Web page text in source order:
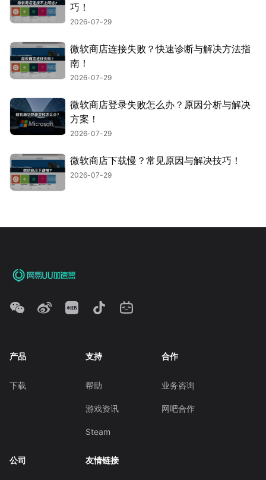
巧！
2026-07-29
微软商店连接失败？快速诊断与解决方法指
南！
2026-07-29
微软商店登录失败怎么办？原因分析与解决
方案！
2026-07-29
微软商店下载慢？常见原因与解决技巧！
2026-07-29
产品
下载
支持
帮助
游戏资讯
Steam
合作
业务咨询
网吧合作
公司 友情链接